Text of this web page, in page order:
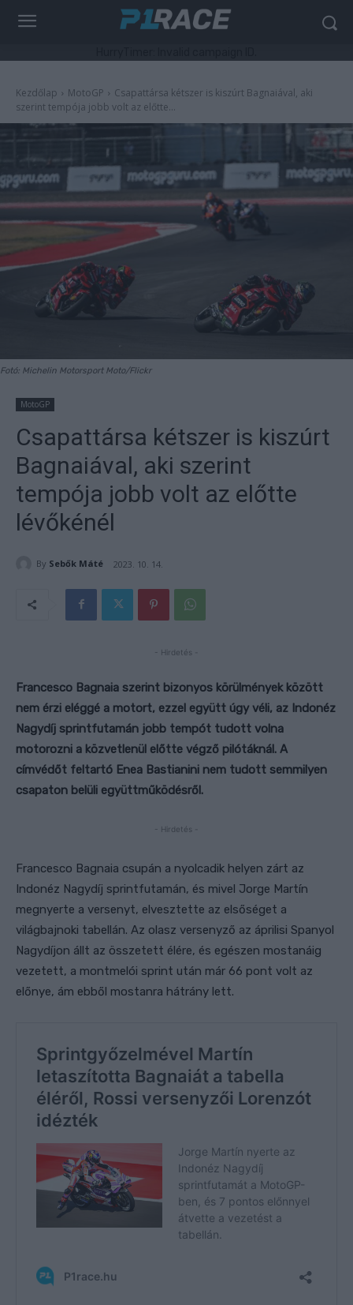
Kezdőlap MotoGP
Csapattársa kétszer is kiszúrt Bagnaiával, aki
szerint tempója jobb volt az előtte...
Fotó: Michelin Motorsport Moto/Flickr
MotoGP
Csapattársa kétszer is kiszúrt
Bagnaiával, aki szerint
tempója jobb volt az előtte
lévőkénél
By Sebők Máté 2023. 10. 14.
- Hirdetés -
Francesco Bagnaia szerint bizonyos körülmények között
nem érzi eléggé a motort, ezzel együtt úgy véli, az Indonéz
Nagydíj sprintfutamán jobb tempót tudott volna
motorozni a közvetlenül előtte végző pilótáknál. A
címvédőt feltartó Enea Bastianini nem tudott semmilyen
csapaton belüli együttműködésről.
- Hirdetés -
Francesco Bagnaia csupán a nyolcadik helyen zárt az
Indonéz Nagydíj sprintfutamán, és mivel Jorge Martín
megnyerte a versenyt, elvesztette az elsőséget a
világbajnoki tabellán. Az olasz versenyző az áprilisi Spanyol
Nagydíjon állt az összetett élére, és egészen mostanáig
vezetett, a montmelói sprint után már 66 pont volt az
előnye, ám ebből mostanra hátrány lett.